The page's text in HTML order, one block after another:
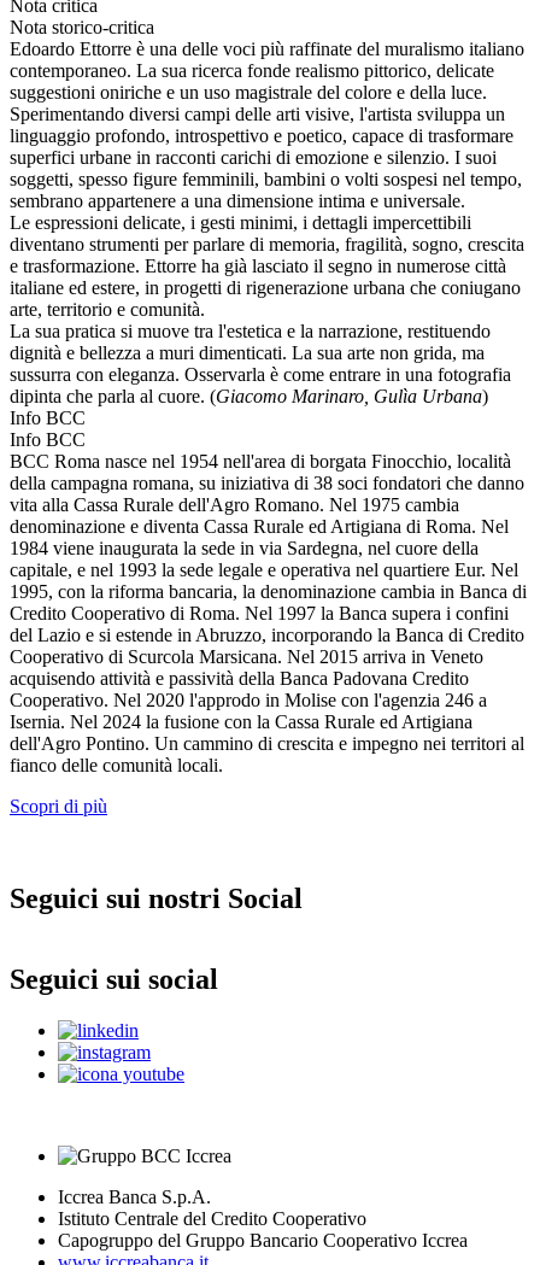
Nota critica
Nota storico-critica
Edoardo Ettorre è una delle voci più raffinate del muralismo italiano
contemporaneo. La sua ricerca fonde realismo pittorico, delicate
suggestioni oniriche e un uso magistrale del colore e della luce.
Sperimentando diversi campi delle arti visive, l'artista sviluppa un
linguaggio profondo, introspettivo e poetico, capace di trasformare
superfici urbane in racconti carichi di emozione e silenzio. I suoi
soggetti, spesso figure femminili, bambini o volti sospesi nel tempo,
sembrano appartenere a una dimensione intima e universale.
Le espressioni delicate, i gesti minimi, i dettagli impercettibili
diventano strumenti per parlare di memoria, fragilità, sogno, crescita
e trasformazione. Ettorre ha già lasciato il segno in numerose città
italiane ed estere, in progetti di rigenerazione urbana che coniugano
arte, territorio e comunità.
La sua pratica si muove tra l'estetica e la narrazione, restituendo
dignità e bellezza a muri dimenticati. La sua arte non grida, ma
sussurra con eleganza. Osservarla è come entrare in una fotografia
dipinta che parla al cuore. (Giacomo Marinaro, Gulìa Urbana)
Info BCC
Info BCC
BCC Roma nasce nel 1954 nell'area di borgata Finocchio, località
della campagna romana, su iniziativa di 38 soci fondatori che danno
vita alla Cassa Rurale dell'Agro Romano. Nel 1975 cambia
denominazione e diventa Cassa Rurale ed Artigiana di Roma. Nel
1984 viene inaugurata la sede in via Sardegna, nel cuore della
capitale, e nel 1993 la sede legale e operativa nel quartiere Eur. Nel
1995, con la riforma bancaria, la denominazione cambia in Banca di
Credito Cooperativo di Roma. Nel 1997 la Banca supera i confini
del Lazio e si estende in Abruzzo, incorporando la Banca di Credito
Cooperativo di Scurcola Marsicana. Nel 2015 arriva in Veneto
acquisendo attività e passività della Banca Padovana Credito
Cooperativo. Nel 2020 l'approdo in Molise con l'agenzia 246 a
Isernia. Nel 2024 la fusione con la Cassa Rurale ed Artigiana
dell'Agro Pontino. Un cammino di crescita e impegno nei territori al
fianco delle comunità locali.
Scopri di più
Seguici sui nostri Social
Seguici sui social
Iccrea Banca S.p.A.
Istituto Centrale del Credito Cooperativo
Capogruppo del Gruppo Bancario Cooperativo Iccrea